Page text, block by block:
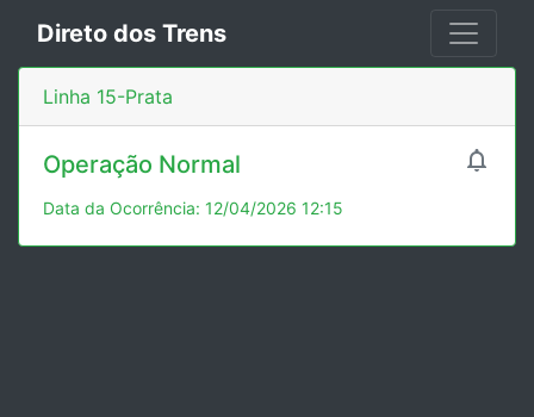
Direto dos Trens
Linha 15-Prata

Operação Normal
Data da Ocorrência: 12/04/2026 12:15